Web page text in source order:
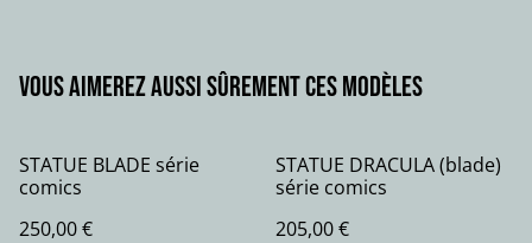
Vous aimerez aussi sûrement ces modèles
STATUE BLADE série
comics
250,00 €
STATUE DRACULA (blade)
série comics
205,00 €